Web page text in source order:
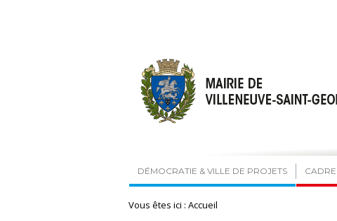
DÉMOCRATIE & VILLE DE PROJETS
Vous êtes ici : Accueil